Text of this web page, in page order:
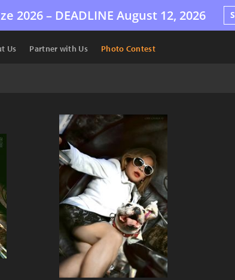
2026 – DEADLINE August 12, 2026
Us Partner with Us Photo Contest